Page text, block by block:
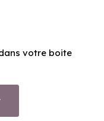
votre boite